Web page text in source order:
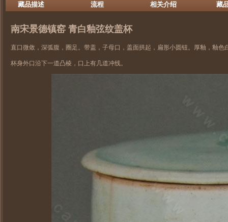
藏品描述 流程 相关介绍 藏
南宋景德镇窑 青白釉弦纹盖杯
直口微敛，深弧腹，圈足。带盖，子母口，盖面拱起，扁形小圆钮。厚釉，釉
杯身外口沿下一道凸棱，口上有几道冲线。